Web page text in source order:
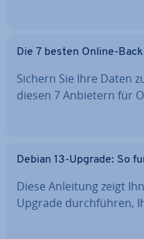
Die 7 besten Online-
Sichern Sie Ihre Daten
diesen 7 Anbietern für
Debian 13-Upgrade: So
Diese Anleitung zeigt
Upgrade durch­füh­ren,